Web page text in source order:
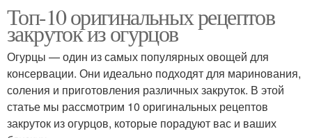
Топ-10 оригинальных рецептов
закруток из огурцов
Огурцы — один из самых популярных овощей для
консервации. Они идеально подходят для маринования,
соления и приготовления различных закруток. В этой
статье мы рассмотрим 10 оригинальных рецептов
закруток из огурцов, которые порадуют вас и ваших